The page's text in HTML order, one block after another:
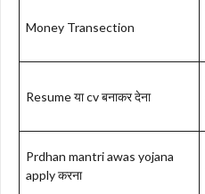
Money Transection
Resume या cv बनाकर देना
Prdhan mantri awas yojana
apply करना